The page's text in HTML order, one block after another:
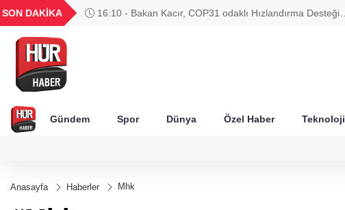
SON DAKİKA
16:10 - Bakan Kacır, COP31 odaklı Hızlandırma Desteği
UYU
1,1849
18,2677
16,3788
27,9743
Gündem Spor Dünya Özel Haber Teknoloji
Anasayfa Haberler Mhk